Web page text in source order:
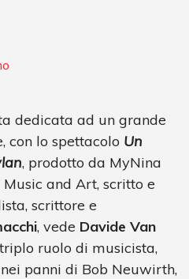
dedicata ad un grande
con lo spettacolo Un
, prodotto da MyNina
and Art, scritto e
scrittore e
, vede Davide Van
triplo ruolo di musicista,
panni di Bob Neuwirth,